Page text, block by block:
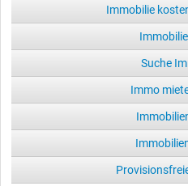
Immobilie
Suche
Immo